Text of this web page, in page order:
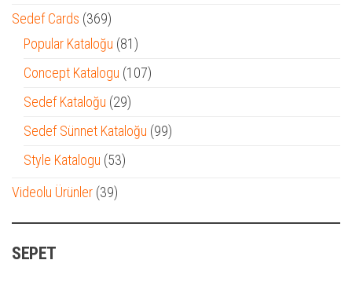
ürün
Sedef Cards 369369
ürün
Popular Kataloğu 8181
ürün
Concept Katalogu 107107
Sedef Kataloğu 2929
ürün
Sedef Sünnet Kataloğu 9999
Style Katalogu 5353
Videolu Ürünler 3939
SEPET